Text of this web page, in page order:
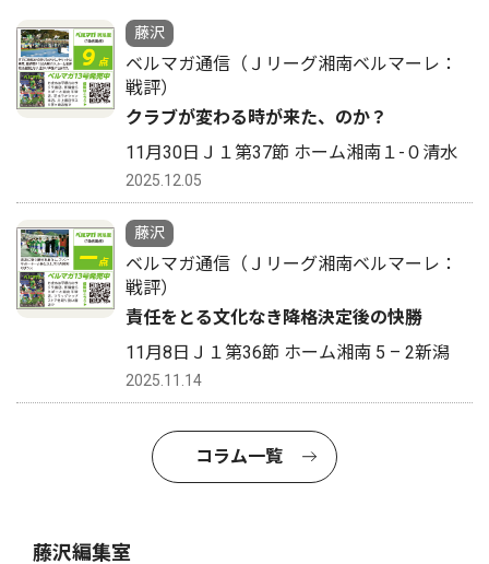
藤沢
ベルマガ通信（Ｊリーグ湘南ベルマーレ：
戦評）
クラブが変わる時が来た、のか？
11月30日Ｊ１第37節 ホーム湘南１-０清水
2025.12.05
藤沢
ベルマガ通信（Ｊリーグ湘南ベルマーレ：
戦評）
責任をとる文化なき降格決定後の快勝
11月8日Ｊ１第36節 ホーム湘南 5 – 2新潟
2025.11.14
コラム一覧
藤沢編集室